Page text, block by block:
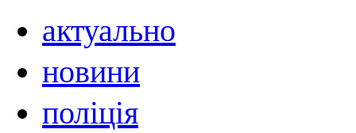
актуально
новини
поліція